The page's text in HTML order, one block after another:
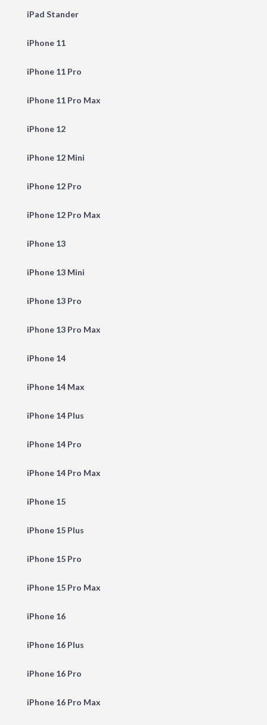
iPad Stander
iPhone 11
iPhone 11 Pro
iPhone 11 Pro Max
iPhone 12
iPhone 12 Mini
iPhone 12 Pro
iPhone 12 Pro Max
iPhone 13
iPhone 13 Mini
iPhone 13 Pro
iPhone 13 Pro Max
iPhone 14
iPhone 14 Max
iPhone 14 Plus
iPhone 14 Pro
iPhone 14 Pro Max
iPhone 15
iPhone 15 Plus
iPhone 15 Pro
iPhone 15 Pro Max
iPhone 16
iPhone 16 Plus
iPhone 16 Pro
iPhone 16 Pro Max